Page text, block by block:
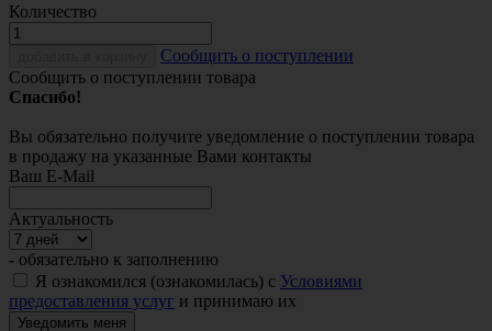
Количество
Cообщить о поступлении
Сообщить о поступлении товара
Спасибо!
Вы обязательно получите уведомление о поступлении товара
в продажу на указанные Вами контакты
Ваш E-Mail
Актуальность
- обязательно к заполнению
Я ознакомился (ознакомилась) с Условиями
предоставления услуг и принимаю их